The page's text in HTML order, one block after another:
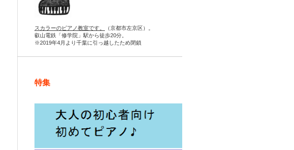
スカラーのピアノ教室です。
（京都市左京区）。
叡山電鉄「修学院」駅から徒歩20分。
※2019年4月より千葉に引っ越したため閉鎖
特集